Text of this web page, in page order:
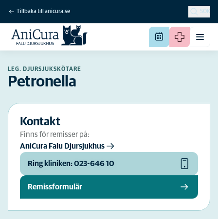
Tillbaka till anicura.se SÖK
LEG. DJURSJUKSKÖTARE
Petronella
Kontakt
Finns för remisser på:
AniCura Falu Djursjukhus
Ring kliniken: 023-646 10
Remissformulär